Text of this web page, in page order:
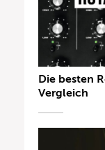
Die besten
Vergleich